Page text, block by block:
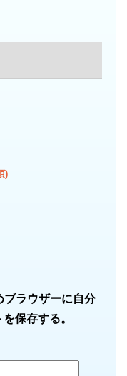
)
ブラウザーに自分
保存する。